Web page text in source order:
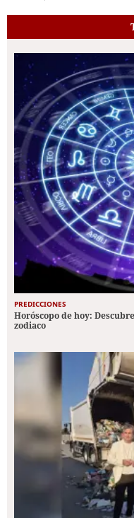
PREDICCIONES
Horóscopo de hoy:
zodiaco